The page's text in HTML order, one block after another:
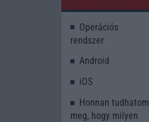
Operációs
rendszer
Android
iOS
Honnan tudhatom
meg, hogy milyen